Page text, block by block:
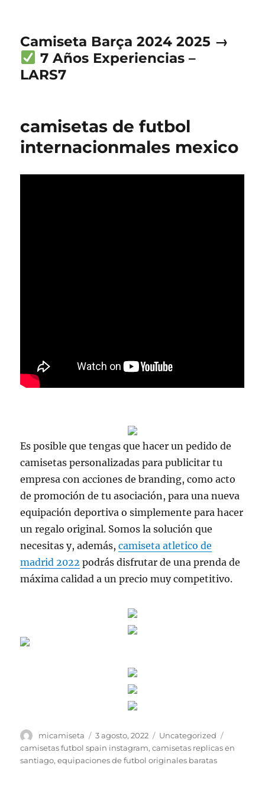
Camiseta Barça 2024 2025 →
7 Años Experiencias –
LARS7
camisetas de futbol
internacionmales mexico
Es posible que tengas que hacer un pedido de
camisetas personalizadas para publicitar tu
empresa con acciones de branding, como acto
de promoción de tu asociación, para una nueva
equipación deportiva o simplemente para hacer
un regalo original. Somos la solución que
necesitas y, además,camiseta atletico de
madrid 2022 podrás disfrutar de una prenda de
máxima calidad a un precio muy competitivo.
Autor
micamiseta
Publicado
el
3 agosto, 2022 Categorías
Uncategorized
camisetas futbol spain instagram,camisetas replicas en
santiago,equipaciones de futbol originales baratas